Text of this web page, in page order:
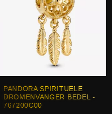
PANDORA SPIRITUELE
DROMENVANGER BEDEL -
767200C00